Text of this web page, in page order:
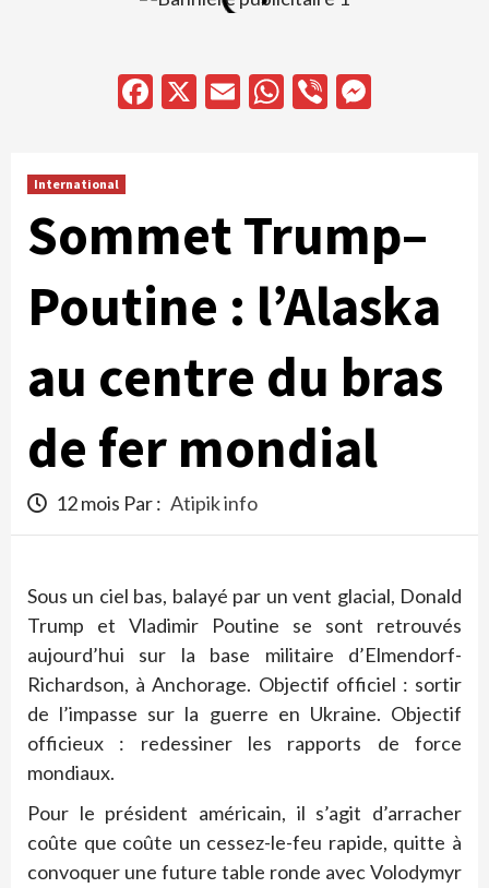
Facebook
X EmailWhatsApp
Viber
International
Sommet Trump–
Poutine : l’Alaska
au centre du bras
de fer mondial
12 mois Par : Atipik info
Sous un ciel bas, balayé par un vent glacial, Donald
Trump et Vladimir Poutine se sont retrouvés
aujourd’hui sur la base militaire d’Elmendorf-
Richardson, à Anchorage. Objectif officiel : sortir
de l’impasse sur la guerre en Ukraine. Objectif
officieux : redessiner les rapports de force
mondiaux.
Pour le président américain, il s’agit d’arracher
coûte que coûte un cessez-le-feu rapide, quitte à
convoquer une future table ronde avec Volodymyr